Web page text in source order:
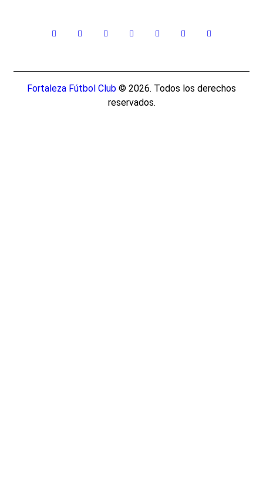
Fortaleza Fútbol Club © 2026. Todos los derechos
reservados.